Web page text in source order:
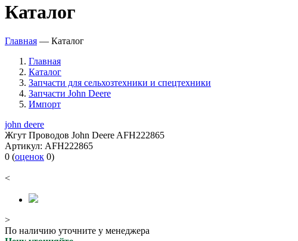
Каталог
Главная — Каталог
Главная
Каталог
Запчасти для сельхозтехники и спецтехники
Запчасти John Deere
Импорт
john deere
Жгут Проводов John Deere AFH222865
Артикул: AFH222865
0 (оценок 0)
<
>
По наличию уточните у менеджера